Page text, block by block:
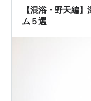
【混浴・野天編
ム５選